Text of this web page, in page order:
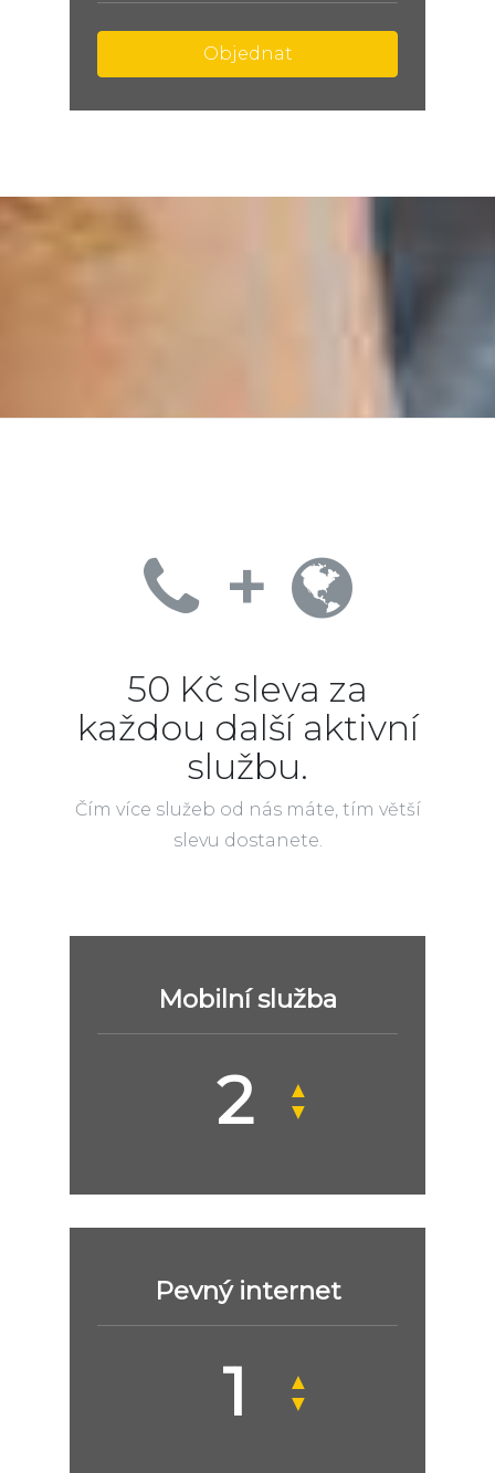
Objednat
+
50 Kč sleva za
každou další aktivní
službu.
Čím více služeb od nás máte, tím větší
slevu dostanete.
Mobilní služba
▲
▼
Pevný internet
▲
▼